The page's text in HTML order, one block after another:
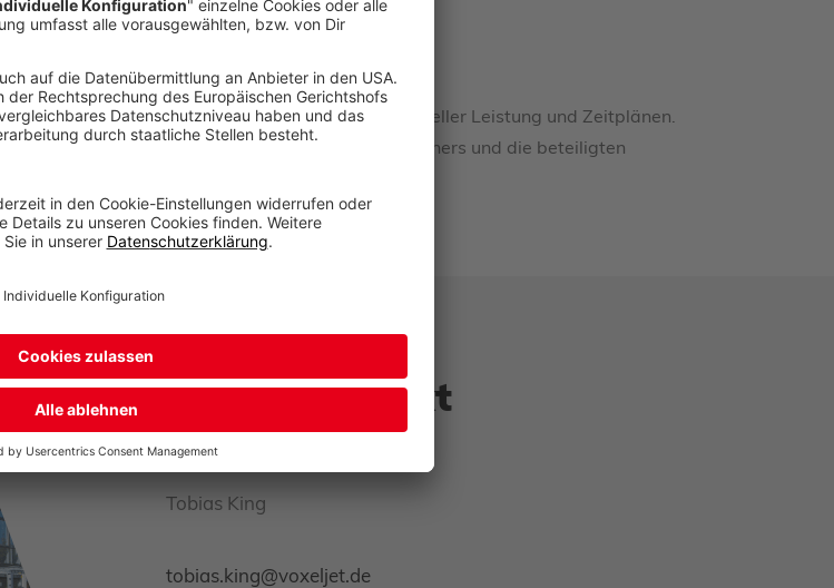
Synergien, Integration, Wachstum, finanzieller Leistung und Zeitplänen.
und Annahmen erheblich abweichen. Anzu Partners und die beteiligten
Pressekontakt
Tobias King
tobias.king@voxeljet.de